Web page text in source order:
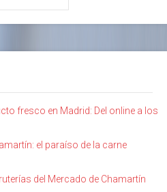
fresco en Madrid: Del online a los
el paraíso de la carne
del Mercado de Chamartín